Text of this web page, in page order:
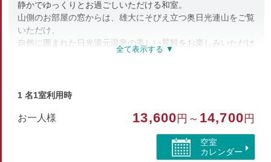
静かでゆっくりとお過ごしいただける和室。
山側のお部屋の窓からは、雄大にそびえ立つ奥日光連山をご覧
いただけ、
自然に囲まれた日光湯元温泉の美しい景観をお楽しみいただけ
◆ロビーにてWi-Fi接続可能
ご移動は階段にてお願いしております。
1 名1室利用時
お一人様 13,600 円～ 14,700 円
空室
カレンダー